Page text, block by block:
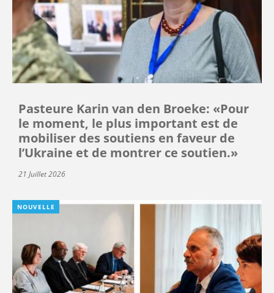
Pasteure Karin van den Broeke: «Pour
le moment, le plus important est de
mobiliser des soutiens en faveur de
l’Ukraine et de montrer ce soutien.»
21 Juillet 2026
NOUVELLE